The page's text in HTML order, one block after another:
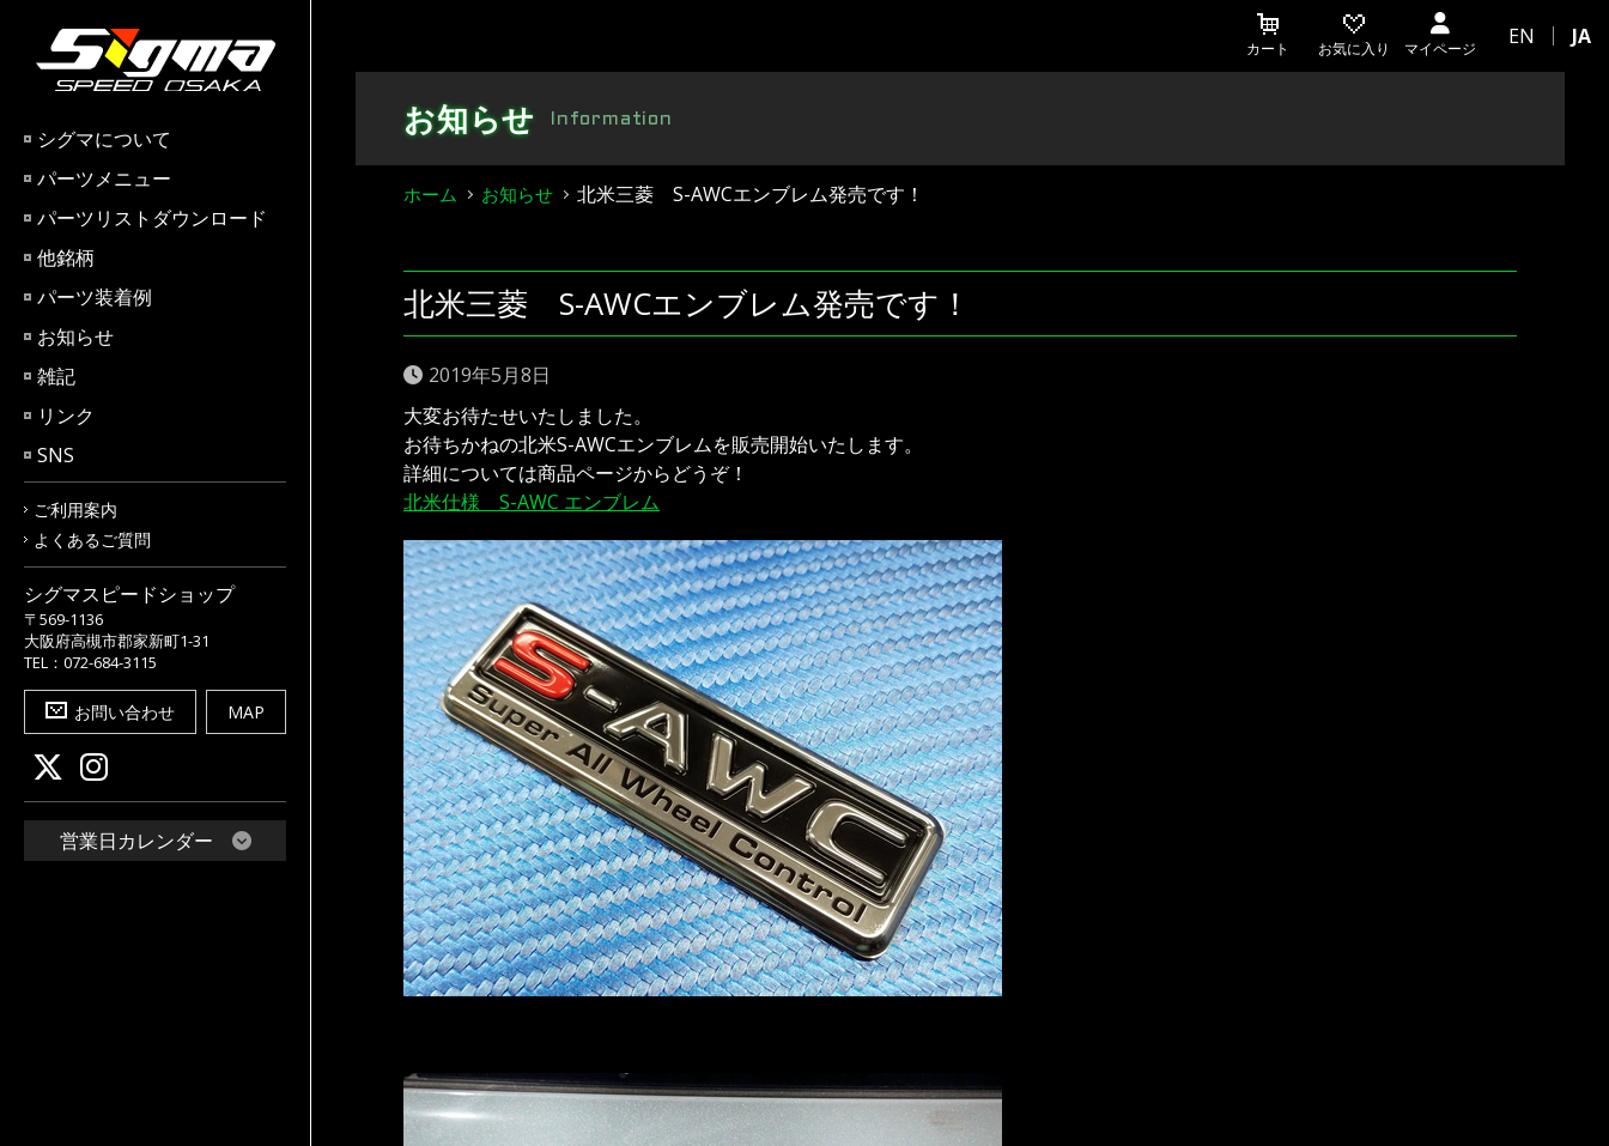
content
シグマについて
パーツメニュー
パーツリストダウンロード
他銘柄
パーツ装着例
お知らせ
雑記
リンク
SNS
ご利用案内
よくあるご質問
シグマスピードショップ
〒569-1136
大阪府高槻市郡家新町1-31
TEL：072-684-3115
お問い合わせ MAP
営業日カレンダー
カート お気に入り マイページ EN JA
お知らせ Information
ホーム お知らせ 北米三菱 S-AWCエンブレム発売です！
北米三菱 S-AWCエンブレム発売です！
2019年5月8日
大変お待たせいたしました。
お待ちかねの北米S-AWCエンブレムを販売開始いたします。
詳細については商品ページからどうぞ！
北米仕様 S-AWC エンブレム